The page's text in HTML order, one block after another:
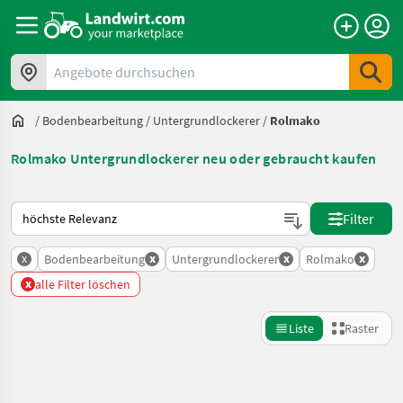
Angebote durchsuchen
/ Bodenbearbeitung / Untergrundlockerer / Rolmako
Rolmako Untergrundlockerer neu oder gebraucht kaufen
So wird auf Landwirt.com sortiert
Filter
x Bodenbearbeitung x Untergrundlockerer x Rolmako x
x alle Filter löschen
Liste Raster